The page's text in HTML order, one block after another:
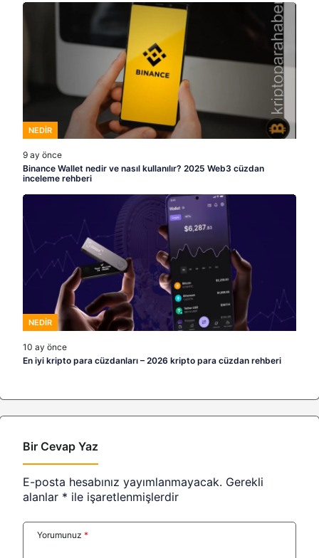
NEDIR
9 ay önce
Binance Wallet nedir ve nasıl kullanılır? 2025 Web3 cüzdan
inceleme rehberi
NEDIR
10 ay önce
En iyi kripto para cüzdanları – 2026 kripto para cüzdan rehberi
Bir Cevap Yaz
E-posta hesabınız yayımlanmayacak. Gerekli
alanlar * ile işaretlenmişlerdir
Yorumunuz *